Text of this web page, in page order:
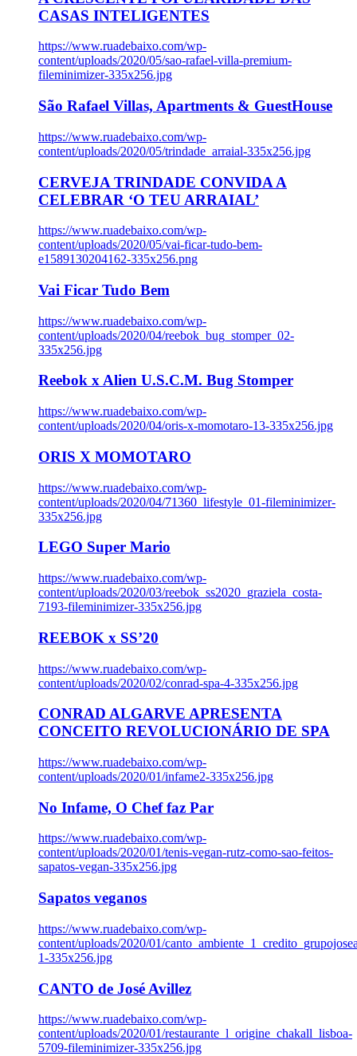
CASAS INTELIGENTES
https://www.ruadebaixo.com/wp-
content/uploads/2020/05/sao-rafael-villa-premium-
fileminimizer-335x256.jpg
São Rafael Villas, Apartments & GuestHouse
https://www.ruadebaixo.com/wp-
content/uploads/2020/05/trindade_arraial-335x256.jpg
CERVEJA TRINDADE CONVIDA A
CELEBRAR ‘O TEU ARRAIAL’
https://www.ruadebaixo.com/wp-
content/uploads/2020/05/vai-ficar-tudo-bem-
e1589130204162-335x256.png
Vai Ficar Tudo Bem
https://www.ruadebaixo.com/wp-
content/uploads/2020/04/reebok_bug_stomper_02-
335x256.jpg
Reebok x Alien U.S.C.M. Bug Stomper
https://www.ruadebaixo.com/wp-
content/uploads/2020/04/oris-x-momotaro-13-335x256.jpg
ORIS X MOMOTARO
https://www.ruadebaixo.com/wp-
content/uploads/2020/04/71360_lifestyle_01-fileminimizer-
335x256.jpg
LEGO Super Mario
https://www.ruadebaixo.com/wp-
content/uploads/2020/03/reebok_ss2020_graziela_costa-
7193-fileminimizer-335x256.jpg
REEBOK x SS’20
https://www.ruadebaixo.com/wp-
content/uploads/2020/02/conrad-spa-4-335x256.jpg
CONRAD ALGARVE APRESENTA
CONCEITO REVOLUCIONÁRIO DE SPA
https://www.ruadebaixo.com/wp-
content/uploads/2020/01/infame2-335x256.jpg
No Infame, O Chef faz Par
https://www.ruadebaixo.com/wp-
content/uploads/2020/01/tenis-vegan-rutz-como-sao-feitos-
sapatos-vegan-335x256.jpg
Sapatos veganos
https://www.ruadebaixo.com/wp-
content/uploads/2020/01/
1-335x256.jpg
CANTO de José Avillez
https://www.ruadebaixo.com/wp-
content/uploads/2020/01/restaurante_l_origine_chakall_lisboa-
5709-fileminimizer-335x256.jpg